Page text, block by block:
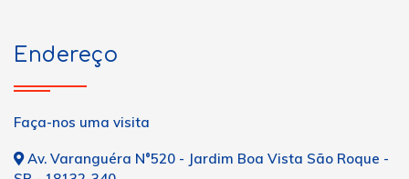
Endereço
Faça-nos uma visita
Av. Varanguéra N°520 - Jardim Boa Vista São Roque -